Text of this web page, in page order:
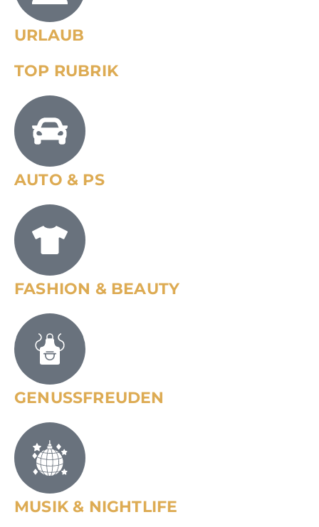
URLAUB
TOP RUBRIK
AUTO & PS
FASHION & BEAUTY
GENUSSFREUDEN
MUSIK & NIGHTLIFE